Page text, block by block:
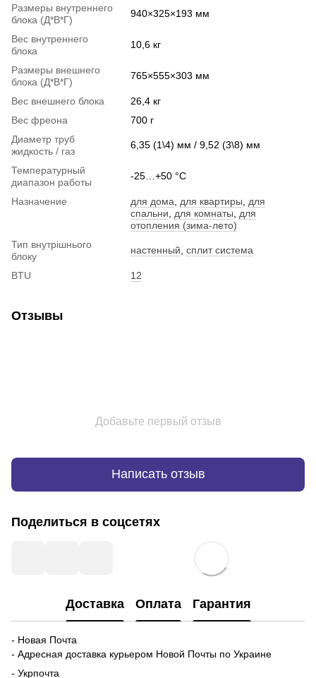
Размеры внутреннего
блока (Д*В*Г)
940×325×193 мм
Вес внутреннего
блока
10,6 кг
Размеры внешнего
блока (Д*В*Г)
765×555×303 мм
Вес внешнего блока
26,4 кг
Вес фреона
700 г
Диаметр труб
жидкость / газ
6,35 (1\4) мм / 9,52 (3\8) мм
Температурный
диапазон работы
-25…+50 °C
Назначение для дома для квартиры
для
спальни
для комнаты
для
отопления (зима-лето)
Тип внутрішнього
блоку
настенный сплит система
BTU 12
Отзывы
Добавьте первый отзыв
Написать отзыв
Поделиться в соцсетях
Доставка Оплата Гарантия
- Новая Почта
- Адресная доставка курьером Новой Почты по Украине
- Укрпочта